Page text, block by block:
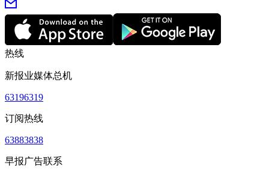
热线
新报业媒体总机
63196319
订阅热线
63883838
早报广告联系